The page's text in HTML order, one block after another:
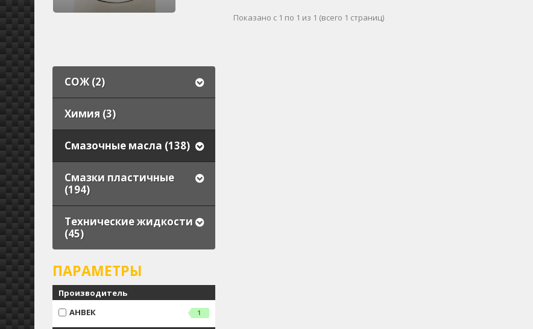
Показано с 1 по 1 из 1 (всего 1 страниц)
СОЖ (2)
Химия (3)
Смазочные масла (138)
Смазки пластичные
(194)
Технические жидкости
(45)
ПАРАМЕТРЫ
Производитель
АНВЕК
1